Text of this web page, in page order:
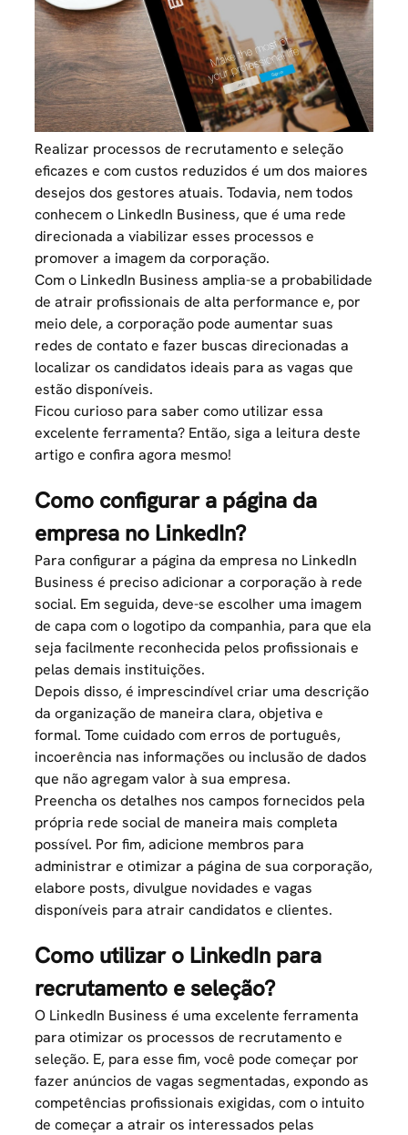
Realizar processos de recrutamento e seleção
eficazes e com custos reduzidos é um dos maiores
desejos dos gestores atuais. Todavia, nem todos
conhecem o LinkedIn Business, que é uma rede
direcionada a viabilizar esses processos e
promover a imagem da corporação.
Com o LinkedIn Business amplia-se a probabilidade
de atrair profissionais de alta performance e, por
meio dele, a corporação pode aumentar suas
redes de contato e fazer buscas direcionadas a
localizar os candidatos ideais para as vagas que
estão disponíveis.
Ficou curioso para saber como utilizar essa
excelente ferramenta? Então, siga a leitura deste
artigo e confira agora mesmo!
Como configurar a página da
empresa no LinkedIn?
Para configurar a página da empresa no LinkedIn
Business é preciso adicionar a corporação à rede
social. Em seguida, deve-se escolher uma imagem
de capa com o logotipo da companhia, para que ela
seja facilmente reconhecida pelos profissionais e
pelas demais instituições.
Depois disso, é imprescindível criar uma descrição
da organização de maneira clara, objetiva e
formal. Tome cuidado com erros de português,
incoerência nas informações ou inclusão de dados
que não agregam valor à sua empresa.
Preencha os detalhes nos campos fornecidos pela
própria rede social de maneira mais completa
possível. Por fim, adicione membros para
administrar e otimizar a página de sua corporação,
elabore posts, divulgue novidades e vagas
disponíveis para atrair candidatos e clientes.
Como utilizar o LinkedIn para
recrutamento e seleção?
O LinkedIn Business é uma excelente ferramenta
para otimizar os processos de recrutamento e
seleção. E, para esse fim, você pode começar por
fazer anúncios de vagas segmentadas, expondo as
competências profissionais exigidas, com o intuito
de começar a atrair os interessados pelas